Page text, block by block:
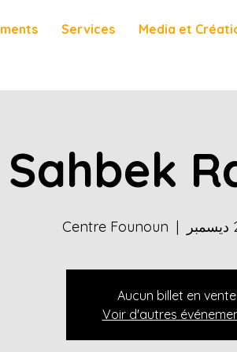
Services Media et
Sahbek
  |
Centre Founoun
Aucun billet en vente
Voir d'autres